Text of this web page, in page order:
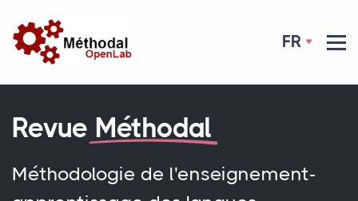
FR
Revue Méthodal
Méthodologie de l'enseignement-